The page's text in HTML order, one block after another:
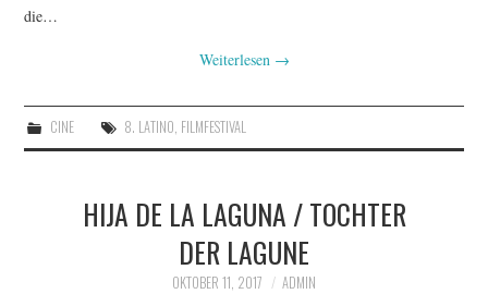
die…
Weiterlesen →
CINE 8. LATINO FILMFESTIVAL
HIJA DE LA LAGUNA / TOCHTER
DER LAGUNE
OKTOBER 11, 2017 ADMIN